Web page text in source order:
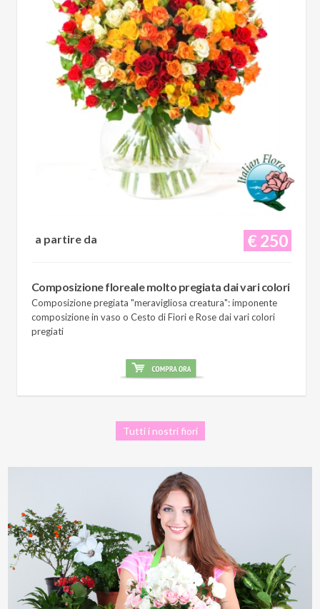
€ 250
a partire da
Composizione floreale molto pregiata dai vari colori
Composizione pregiata "meravigliosa creatura": imponente
composizione in vaso o Cesto di Fiori e Rose dai vari colori
pregiati
Tutti i nostri fiori